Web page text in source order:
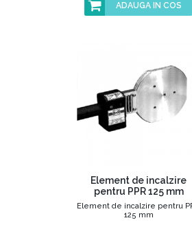
ADAUGA IN COS
Element de incalzire
pentru PPR 125 mm
Element de incalzire pentru
125 mm